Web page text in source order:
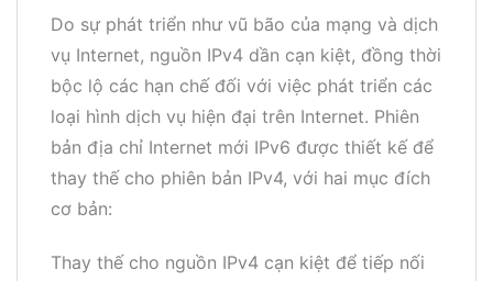
Do sự phát triển như vũ bão của mạng và dịch
vụ Internet, nguồn IPv4 dần cạn kiệt, đồng thời
bộc lộ các hạn chế đối với việc phát triển các
loại hình dịch vụ hiện đại trên Internet. Phiên
bản địa chỉ Internet mới IPv6 được thiết kế để
thay thế cho phiên bản IPv4, với hai mục đích
cơ bản:
Thay thế cho nguồn IPv4 cạn kiệt để tiếp nối